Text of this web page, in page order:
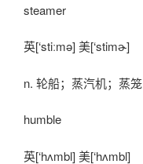
steamer
英[‘stiːmə] 美[‘stimɚ]
n. 轮船；蒸汽机；蒸笼
humble
英[‘hʌmbl] 美[‘hʌmbl]